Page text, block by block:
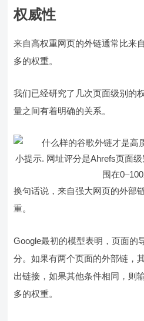
权威性
来自高权重网页的外链通常比来
多的权重。
我们已经研究了几次页面级别的
量之间有着明确的关系。
小提示. 网址评分是Ahrefs页面
围在
换句话说，来自强大网页的外部
重。
Google最初的模型表明，页面的
分。如果有两个页面的外部链，
出链接，如果其他条件相同，则
多的权重。